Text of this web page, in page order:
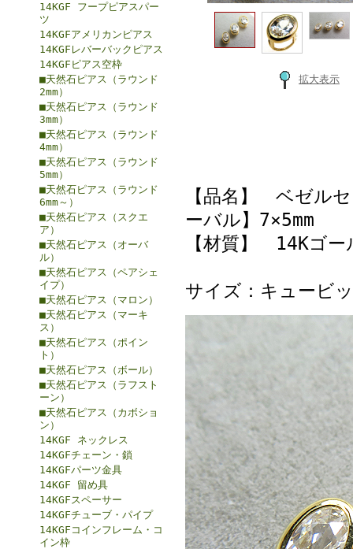
14KGF フープピアスパー
ツ
14KGFアメリカンピアス
14KGFレバーバックピアス
14KGFピアス空枠
■天然石ピアス（ラウンド
2mm）
■天然石ピアス（ラウンド
3mm）
■天然石ピアス（ラウンド
4mm）
■天然石ピアス（ラウンド
5mm）
■天然石ピアス（ラウンド
6mm～）
■天然石ピアス（スクエ
ア）
■天然石ピアス（オーバ
ル）
■天然石ピアス（ペアシェ
イプ）
■天然石ピアス（マロン）
■天然石ピアス（マーキ
ス）
■天然石ピアス（ポイン
ト）
■天然石ピアス（ボール）
■天然石ピアス（ラフスト
ーン）
■天然石ピアス（カボショ
ン）
14KGF ネックレス
14KGFチェーン・鎖
14KGFパーツ金具
14KGF 留め具
14KGFスペーサー
14KGFチューブ・パイプ
14KGFコインフレーム・コ
イン枠
拡大表示
【品名】 ベゼル
ーバル】7×5mm
【材質】 14Kゴ
サイズ：キュービ